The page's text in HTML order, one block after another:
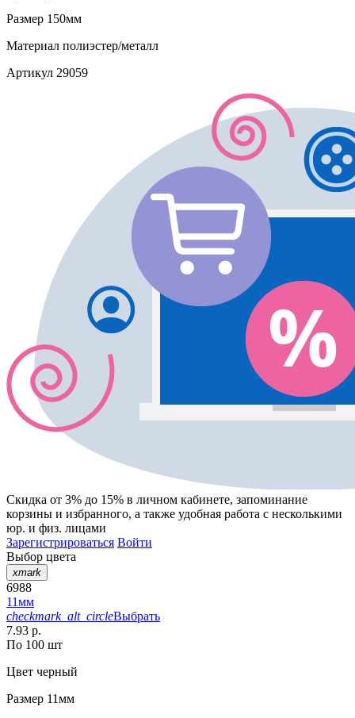
Размер 150мм
Материал полиэстер/металл
Артикул 29059
Скидка от 3% до 15% в личном кабинете, запоминание
корзины и избранного, а также удобная работа с несколькими
юр. и физ. лицами
Зарегистрироваться Войти
Выбор цвета
xmark
6988
11мм
checkmark_alt_circleВыбрать
7.93 р.
По 100 шт
Цвет черный
Размер 11мм